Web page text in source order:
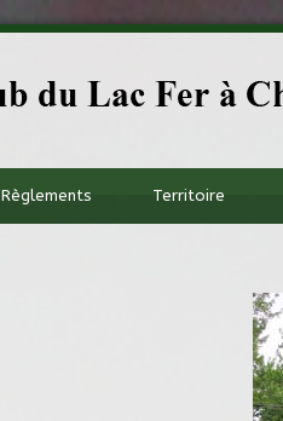
Règlements Territoire